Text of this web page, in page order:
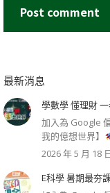
Post comment
最新消息
學數學 懂理財
加入為 Google
我的億想世界】
2026 年 5 月 18
E科學 暑期最夯